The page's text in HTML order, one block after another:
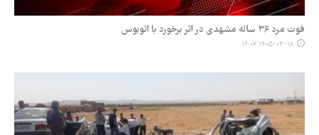
فوت مرد ۳۶ ساله مشهدی در اثر برخورد با اتوبوس
۱۴۰۵-۰۳-۱۸ ۱۶:۰۷